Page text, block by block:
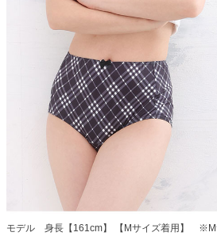
モデル 身長【161cm】 【Mサイズ着用】 ※M